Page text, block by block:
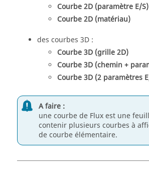
Courbe 2D (paramètre E/S)
Courbe 2D (matériau)
des courbes 3D :
Courbe 3D (grille 2D)
Courbe 3D (chemin +
Courbe 3D (2 paramètres
A faire :
une courbe de Flux est une
contenir plusieurs courbes à
de courbe élémentaire.